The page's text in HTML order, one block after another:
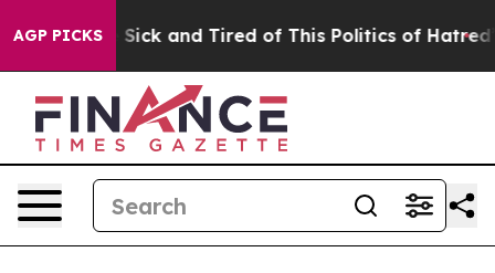
AGP PICKS
Are Sick and Tired of This Politics of Hatred” The